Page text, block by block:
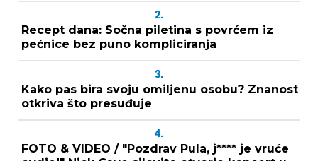
2.
Recept dana: Sočna piletina s povrćem iz
pećnice bez puno kompliciranja
3.
Kako pas bira svoju omiljenu osobu? Znanost
otkriva što presuđuje
4.
FOTO & VIDEO / "Pozdrav Pula, j**** je vruće